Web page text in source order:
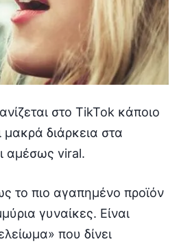
στο TikTok κάποιο
διάρκεια στα
αμέσως viral.
το πιο αγαπημένο προϊόν
γυναίκες. Είναι
που δίνει